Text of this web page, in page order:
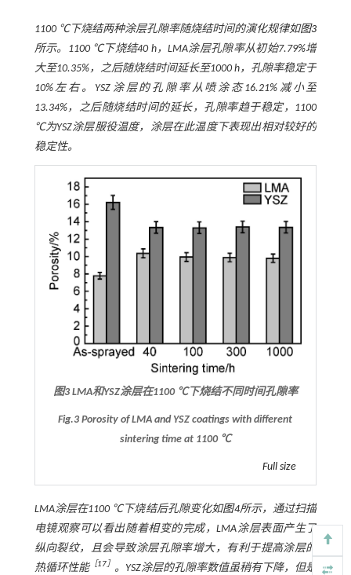
1100 ℃下烧结两种涂层孔隙率随烧结时间的演化规律如图3
所示。1100 ℃下烧结40 h，LMA涂层孔隙率从初始7.79%增
大至10.35%，之后随烧结时间延长至1000 h，孔隙率稳定于
10%左右。YSZ涂层的孔隙率从喷涂态16.21%减小至
13.34%，之后随烧结时间的延长，孔隙率趋于稳定，1100
℃为YSZ涂层服役温度，涂层在此温度下表现出相对较好的
稳定性。
图3 LMA和YSZ涂层在1100 ℃下烧结不同时间孔隙率
Fig.3 Porosity of LMA and YSZ coatings with different
sintering time at 1100 ℃
Full size
LMA涂层在1100 ℃下烧结后孔隙变化如图4所示，通过扫描
电镜观察可以看出随着相变的完成，LMA涂层表面产生了
纵向裂纹，且会导致涂层孔隙率增大，有利于提高涂层的
热循环性能［17］ 。YSZ涂层的孔隙率数值虽稍有下降，但是